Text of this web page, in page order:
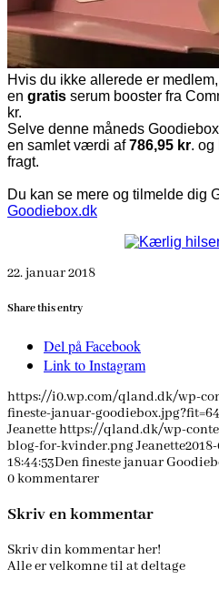
Hvis du ikke allerede er
en gratis serum booster fra
kr.
Selve denne måneds
en samlet værdi af786,95 kr. og
fragt.
Du kan se mere og tilmelde dig
Goodiebox.dk
22. januar 2018
Share this entry
Del på Facebook
Link to Instagram
https://i0.wp.com/qland.dk/wp-
fineste-januar-
Jeanettehttps://qland.dk/wp-
blog-for-kvinder.pngJeanette
18:44:53Den fineste januar
0kommentarer
Skriv en kommentar
Skriv din kommentar her!
Alle er velkomne til at deltage